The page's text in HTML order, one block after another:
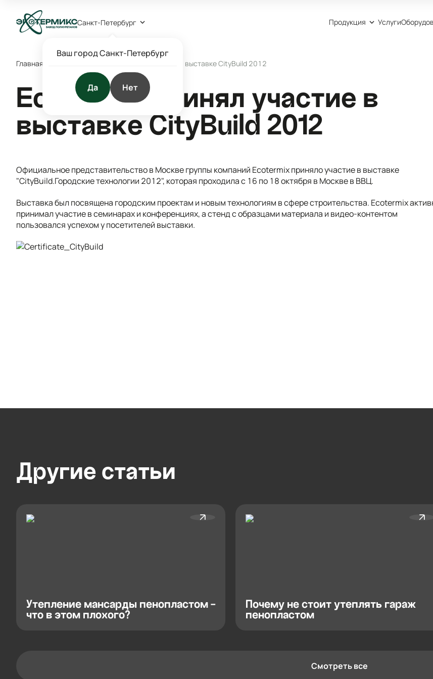
Санкт-Петербург Продукция Услуги
Главная Ecotermix принял участие в выставке CityBuild 2012
Ecotermix принял участие в
выставке CityBuild 2012
Официальное представительство в Москве группы компаний Ecotermix приняло участие в выставке
"CityBuild.Городские технологии 2012", которая проходила с 16 по 18 октября в Москве в ВВЦ.
Выставка был посвящена городским проектам и новым технологиям в сфере строительства. Ecotermix
принимал участие в семинарах и конференциях, а стенд с образцами материала и видео-контентом
пользовался успехом у посетителей выставки.
Другие статьи
Утепление мансарды пенопластом -
что в этом плохого?
Почему не стоит утеплять гараж
пенопластом
Смотреть все
Ваш город Санкт-Петербург
Да Нет